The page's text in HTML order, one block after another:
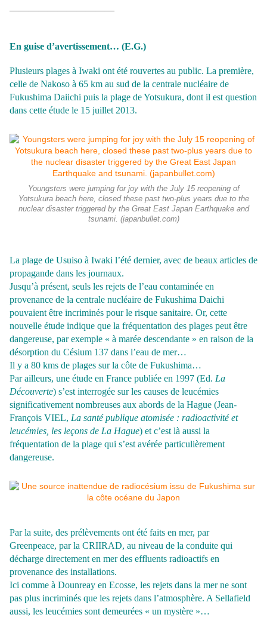
———————————
En guise d’avertissement… (E.G.)
Plusieurs plages à Iwaki ont été rouvertes au public. La première,
celle de Nakoso à 65 km au sud de la centrale nucléaire de
Fukushima Daiichi puis la plage de Yotsukura, dont il est question
dans cette étude le 15 juillet 2013.
Youngsters were jumping for joy with the July 15 reopening of
Yotsukura beach here, closed these past two-plus years due to the
nuclear disaster triggered by the Great East Japan Earthquake and
tsunami. (japanbullet.com)
La plage de Usuiso à Iwaki l’été dernier, avec de beaux articles de
propagande dans les journaux.
Jusqu’à présent, seuls les rejets de l’eau contaminée en
provenance de la centrale nucléaire de Fukushima Daichi
pouvaient être incriminés pour le risque sanitaire. Or, cette
nouvelle étude indique que la fréquentation des plages peut être
dangereuse, par exemple « à marée descendante » en raison de la
désorption du Césium 137 dans l’eau de mer…
Il y a 80 kms de plages sur la côte de Fukushima…
Par ailleurs, une étude en France publiée en 1997 (Ed. La
Découverte) s’est interrogée sur les causes de leucémies
significativement nombreuses aux abords de la Hague (Jean-
François VIEL, La santé publique atomisée : radioactivité et
leucémies, les leçons de La Hague) et c’est là aussi la
fréquentation de la plage qui s’est avérée particulièrement
dangereuse.
Par la suite, des prélèvements ont été faits en mer, par
Greenpeace, par la CRIIRAD, au niveau de la conduite qui
décharge directement en mer des effluents radioactifs en
provenance des installations.
Ici comme à Dounreay en Ecosse, les rejets dans la mer ne sont
pas plus incriminés que les rejets dans l’atmosphère. A Sellafield
aussi, les leucémies sont demeurées « un mystère »…